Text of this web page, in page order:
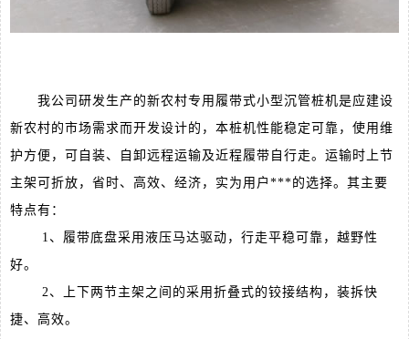
我公司研发生产的新农村专用履带式小型沉管桩机是应建设
新农村的市场需求而开发设计的，本桩机性能稳定可靠，使用维
护方便，可自装、自卸远程运输及近程履带自行走。运输时上节
主架可折放，省时、高效、经济，实为用户***的选择。其主要
特点有：
1、履带底盘采用液压马达驱动，行走平稳可靠，越野性
好。
2、上下两节主架之间的采用折叠式的铰接结构，装拆快
捷、高效。